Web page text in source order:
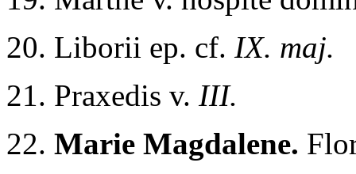
20. Liborii ep. cf. IX. maj.
21. Praxedis v. III.
22. Marie Magdalene.